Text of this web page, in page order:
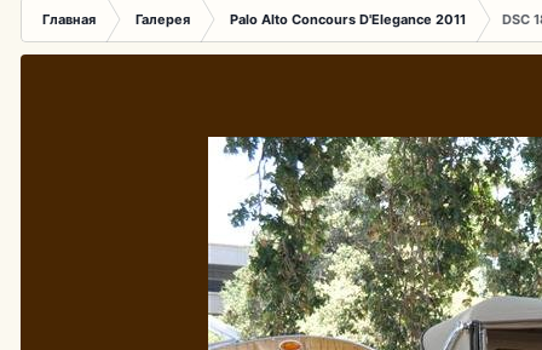
Главная Галерея Palo Alto Concours D'Elegance 2011 DSC